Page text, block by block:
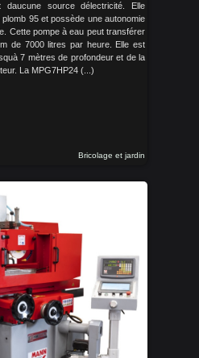
daucune source délectricité. Elle
95 et possède une autonomie
Cette pompe à eau peut transférer
de 7000 litres par heure. Elle est
7 mètres de profondeur et de la
La MPG7HP24 (...)
Bricolage et jardin